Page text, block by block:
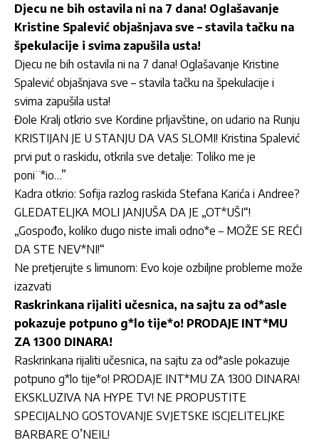
Djecu ne bih ostavila ni na 7 dana! Oglašavanje
Kristine Spalević objašnjava sve – stavila tačku na
špekulacije i svima zapušila usta!
Djecu ne bih ostavila ni na 7 dana! Oglašavanje Kristine
Spalević objašnjava sve – stavila tačku na špekulacije i
svima zapušila usta!
Đole Kralj otkrio sve Kordine prljavštine, on udario na Runju
KRISTIJAN JE U STANJU DA VAS SLOMI! Kristina Spalević
prvi put o raskidu, otkrila sve detalje: Toliko me je
poni¨*io…”
Kadra otkrio: Sofija razlog raskida Stefana Karića i Andree?
GLEDATELJKA MOLI JANJUŠA DA JE „OT*UŠI“!
„Gospođo, koliko dugo niste imali odno*e – MOŽE SE REĆI
DA STE NEV*NI!“
Ne pretjerujte s limunom: Evo koje ozbiljne probleme može
izazvati
Raskrinkana rijaliti učesnica, na sajtu za od*asle
pokazuje potpuno g*lo tije*o! PRODAJE INT*MU
ZA 1300 DINARA!
Raskrinkana rijaliti učesnica, na sajtu za od*asle pokazuje
potpuno g*lo tije*o! PRODAJE INT*MU ZA 1300 DINARA!
EKSKLUZIVA NA HYPE TV! NE PROPUSTITE
SPECIJALNO GOSTOVANJE SVJETSKE ISCJELITELJKE
BARBARE O’NEIL!